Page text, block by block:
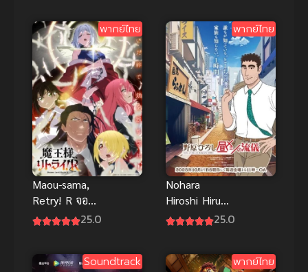
พากย์ไทย
Maou-sama,
Retry! R จอม
มารรีไทร์! R25.0
พากย์ไทย
Nohara
Hiroshi Hiru
Meshi no 25.0
Soundtrack พากย์ไทย